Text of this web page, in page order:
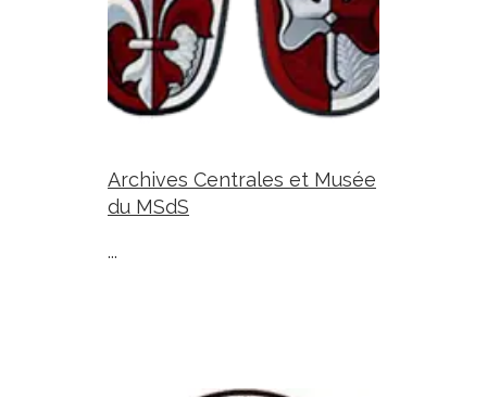
Archives Centrales et Musée
du MSdS
...